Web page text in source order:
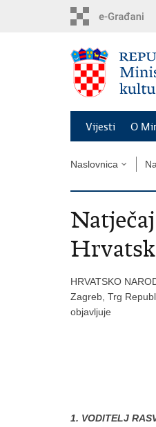
Vijesti O
Naslovnica
HRVATSKO
Zagreb, Trg
objavljuje
1. VODITELJ